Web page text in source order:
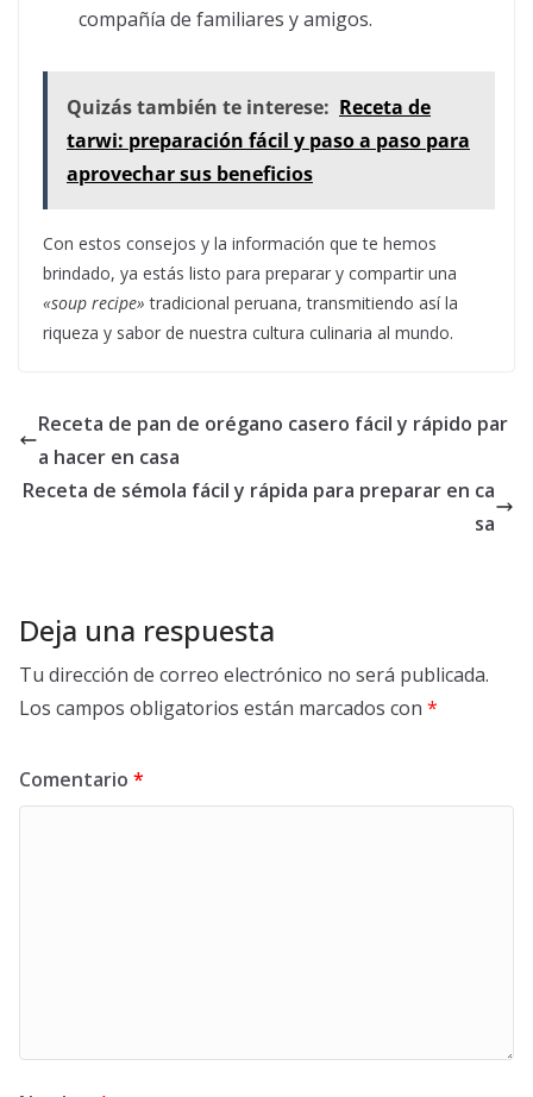
compañía de familiares y amigos.
Quizás también te interese: Receta de
tarwi: preparación fácil y paso a paso para
aprovechar sus beneficios
Con estos consejos y la información que te hemos
brindado, ya estás listo para preparar y compartir una
«soup recipe» tradicional peruana, transmitiendo así la
riqueza y sabor de nuestra cultura culinaria al mundo.
Receta de pan de orégano casero fácil y rápido par
a hacer en casa
Receta de sémola fácil y rápida para preparar en ca
sa
Deja una respuesta
Tu dirección de correo electrónico no será publicada.
Los campos obligatorios están marcados con *
Comentario *